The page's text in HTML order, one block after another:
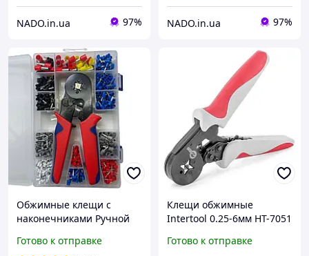
NADO.in.ua 97% NADO.in.ua 97%
Обжимные клещи с
наконечниками Ручной
электрика Кримпер пресс
Готово к отправке
Клещи обжимные
Intertool 0.25-6мм HT-7051
Готово к отправке